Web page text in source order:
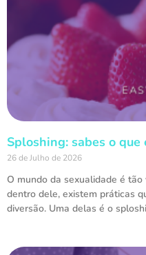
Sploshing: sabes o que
26 de Julho de 2026
O mundo da sexualidade é
dentro dele, existem práticas
diversão. Uma delas é o